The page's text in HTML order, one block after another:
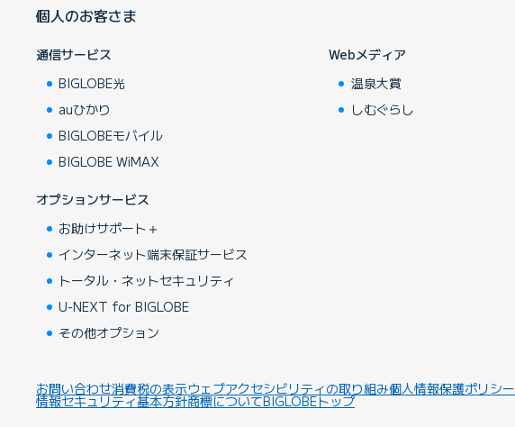
個人のお客さま
通信サービス
BIGLOBE光
auひかり
BIGLOBEモバイル
BIGLOBE WiMAX
オプションサービス
お助けサポート＋
インターネット端末保証サービス
トータル・ネットセキュリティ
U-NEXT for BIGLOBE
その他オプション
Webメディア
温泉大賞
しむぐらし
お問い合わせ消費税の表示ウェブアクセシビリティの取り組み個人情報保護ポリシー
情報セキュリティ基本方針商標についてBIGLOBEトップ